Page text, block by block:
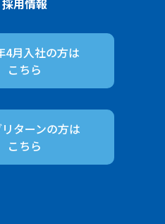
採用情報
4月入社の方は
こちら
ターンの方は
こちら